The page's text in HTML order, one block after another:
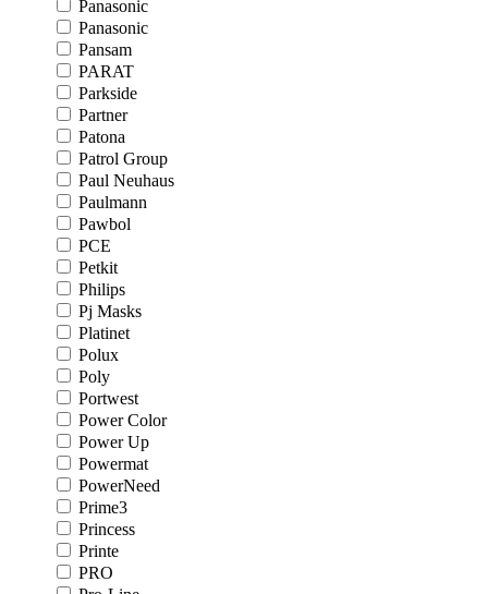
Panasonic
Panasonic
Pansam
PARAT
Parkside
Partner
Patona
Patrol Group
Paul Neuhaus
Paulmann
Pawbol
PCE
Petkit
Philips
Pj Masks
Platinet
Polux
Poly
Portwest
Power Color
Power Up
Powermat
PowerNeed
Prime3
Princess
Printe
PRO